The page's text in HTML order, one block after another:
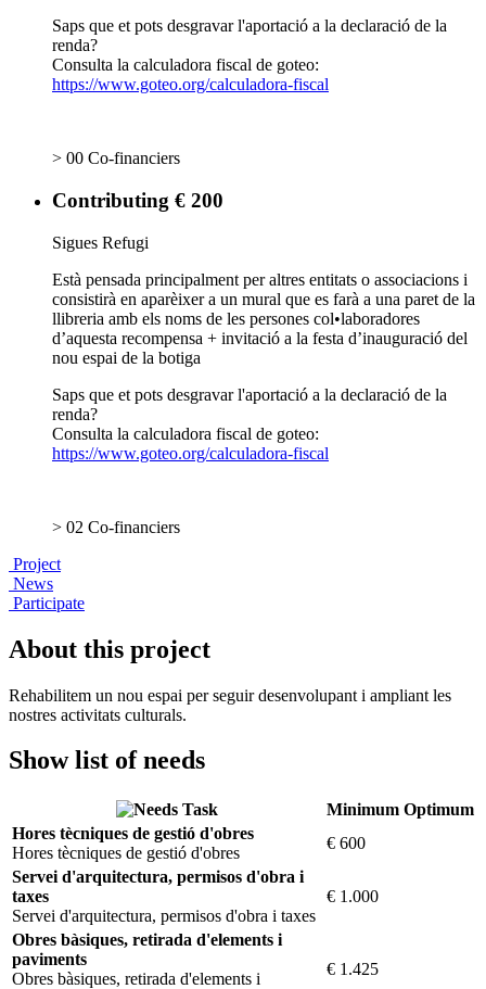
Saps que et pots desgravar l'aportació a la declaració de la
renda?
Consulta la calculadora fiscal de goteo:
https://www.goteo.org/calculadora-fiscal
> 00 Co-financiers
Contributing € 200
Sigues Refugi
Està pensada principalment per altres entitats o associacions i
consistirà en aparèixer a un mural que es farà a una paret de la
llibreria amb els noms de les persones col•laboradores
d’aquesta recompensa + invitació a la festa d’inauguració del
nou espai de la botiga
Saps que et pots desgravar l'aportació a la declaració de la
renda?
Consulta la calculadora fiscal de goteo:
https://www.goteo.org/calculadora-fiscal
> 02 Co-financiers
Project
News
Participate
About this project
Rehabilitem un nou espai per seguir desenvolupant i ampliant les
nostres activitats culturals.
Show list of needs
Task Minimum Optimum
Hores tècniques de gestió d'obres
Hores tècniques de gestió d'obres
€ 600
Servei d'arquitectura, permisos d'obra i
taxes
Servei d'arquitectura, permisos d'obra i taxes
€ 1.000
Obres bàsiques, retirada d'elements i
paviments
Obres bàsiques, retirada d'elements i
€ 1.425